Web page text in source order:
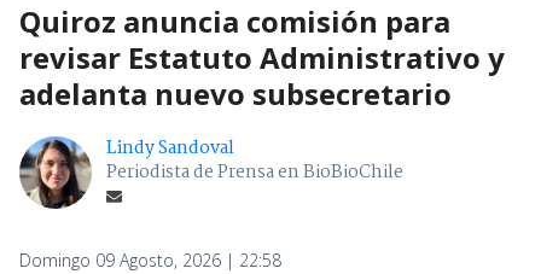
Quiroz anuncia comisión para
revisar Estatuto Administrativo y
adelanta nuevo subsecretario
Lindy Sandoval
Periodista de Prensa en BioBioChile
Domingo 09 Agosto, 2026 | 22:58